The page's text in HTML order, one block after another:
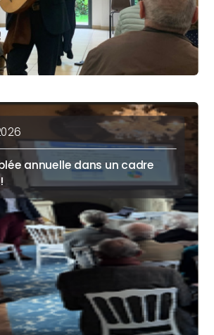
annuelle dans un cadre